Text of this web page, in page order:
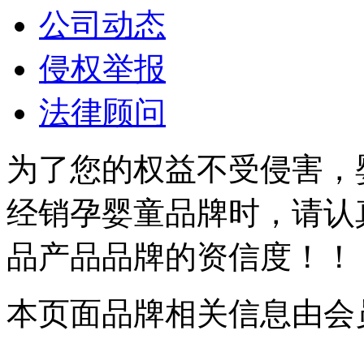
公司动态
侵权举报
法律顾问
为了您的权益不受侵害
经销孕婴童品牌时，请
品产品品牌的资信度！！
本页面品牌相关信息由